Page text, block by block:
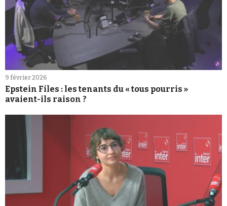
9 février 2026
Epstein Files : les tenants du « tous pourris »
avaient-ils raison ?